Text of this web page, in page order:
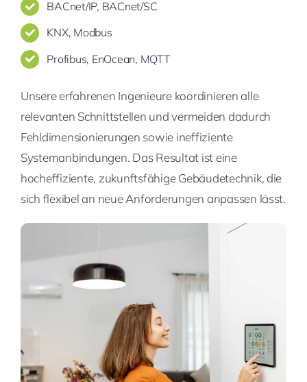
BACnet/IP, BACnet/SC
KNX, Modbus
Profibus, EnOcean, MQTT
Unsere erfahrenen Ingenieure koordinieren alle
relevanten Schnittstellen und vermeiden dadurch
Fehldimensionierungen sowie ineffiziente
Systemanbindungen. Das Resultat ist eine
hocheffiziente, zukunftsfähige Gebäudetechnik, die
sich flexibel an neue Anforderungen anpassen lässt.